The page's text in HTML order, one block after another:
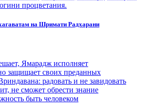
на Шримати Радхарани
Ямарадж исполняет
защищает своих преданных
радовать и не завидовать
не сможет обрести знание
быть человеком